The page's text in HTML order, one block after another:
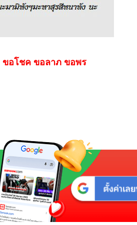
ขอโชค ขอลาภ ขอพร